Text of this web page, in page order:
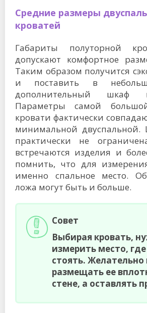
Средние размеры
кроватей
Габариты полуторной
допускают комфортное
Таким образом получится
и поставить в
дополнительный шкаф
Параметры самой
кровати фактически
минимальной
практически не
встречаются изделия и
помнить, что для
именно спальное место.
ложа могут быть и больше.
Совет
Выбирая кровать,
измерить место,
стоять. Желательно
размещать ее
стене, а оставлять